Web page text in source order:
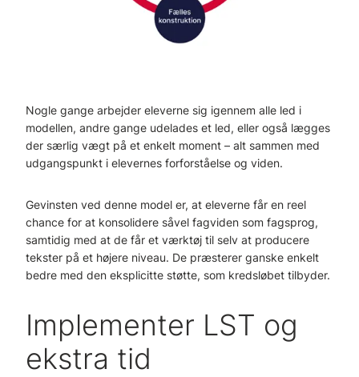
Nogle gange arbejder eleverne sig igennem alle led i
modellen, andre gange udelades et led, eller også lægges
der særlig vægt på et enkelt moment – alt sammen med
udgangspunkt i elevernes forforståelse og viden.
Gevinsten ved denne model er, at eleverne får en reel
chance for at konsolidere såvel fagviden som fagsprog,
samtidig med at de får et værktøj til selv at producere
tekster på et højere niveau. De præsterer ganske enkelt
bedre med den eksplicitte støtte, som kredsløbet tilbyder.
Implementer LST og
ekstra tid